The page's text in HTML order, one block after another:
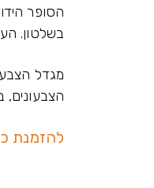
הסופר
בשלטון.
מגדל
הצבעונים,
להזמנת